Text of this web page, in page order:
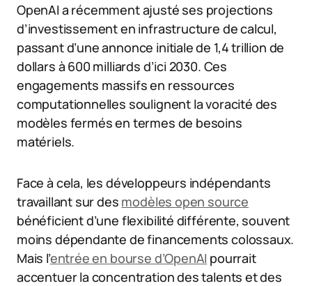
OpenAI a récemment ajusté ses projections
d’investissement en infrastructure de calcul,
passant d’une annonce initiale de 1,4 trillion de
dollars à 600 milliards d’ici 2030. Ces
engagements massifs en ressources
computationnelles soulignent la voracité des
modèles fermés en termes de besoins
matériels.
Face à cela, les développeurs indépendants
travaillant sur des modèles open source
bénéficient d’une flexibilité différente, souvent
moins dépendante de financements colossaux.
Mais l’entrée en bourse d’OpenAI pourrait
accentuer la concentration des talents et des